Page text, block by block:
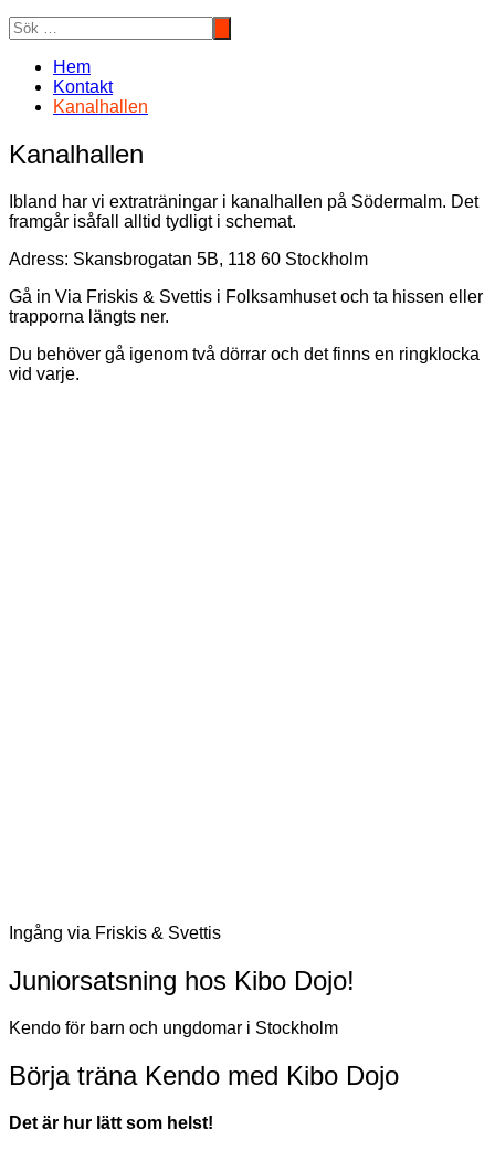
Hem
Kontakt
Kanalhallen
Kanalhallen
Ibland har vi extraträningar i kanalhallen på Södermalm. Det
framgår isåfall alltid tydligt i schemat.
Adress: Skansbrogatan 5B, 118 60 Stockholm
Gå in Via Friskis & Svettis i Folksamhuset och ta hissen eller
trapporna längts ner.
Du behöver gå igenom två dörrar och det finns en ringklocka
vid varje.
Ingång via Friskis & Svettis
Juniorsatsning hos Kibo Dojo!
Kendo för barn och ungdomar i Stockholm
Börja träna Kendo med Kibo Dojo
Det är hur lätt som helst!